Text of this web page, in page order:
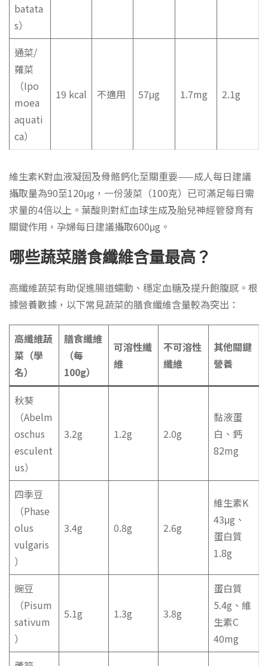
batata
s）
通菜/
蕹菜
（Ipo
moea
aquati
ca）
19 kcal 不適用 57μg 1.7mg 2.1g
維生素K對血液凝固及骨骼鈣化至關重要——成人每日建議
攝取量為90至120μg，一份菠菜（100克）已可滿足每日需
求量的4倍以上。葉酸則對紅血球生成及胎兒神經管發育有
關鍵作用，孕婦每日建議攝取600μg。
哪些蔬菜膳食纖維含量最高？
高纖維蔬菜有助促進腸道蠕動、穩定血糖及提升飽腹感。根
據營養數據，以下常見蔬菜的膳食纖維含量較為突出：
高纖維蔬
菜（學
名）
膳食纖維
（每
100g）
可溶性纖
維
不可溶性
纖維
其他關鍵
營養
秋葵
（Abelm
oschus
esculent
us）
3.2g 1.2g 2.0g
黏液蛋
白、鈣
82mg
四季豆
（Phase
olus
vulgaris
）
3.4g 0.8g 2.6g
維生素K
43μg、
蛋白質
1.8g
豌豆
（Pisum
sativum
）
5.1g 1.3g 3.8g
蛋白質
5.4g、維
生素C
40mg